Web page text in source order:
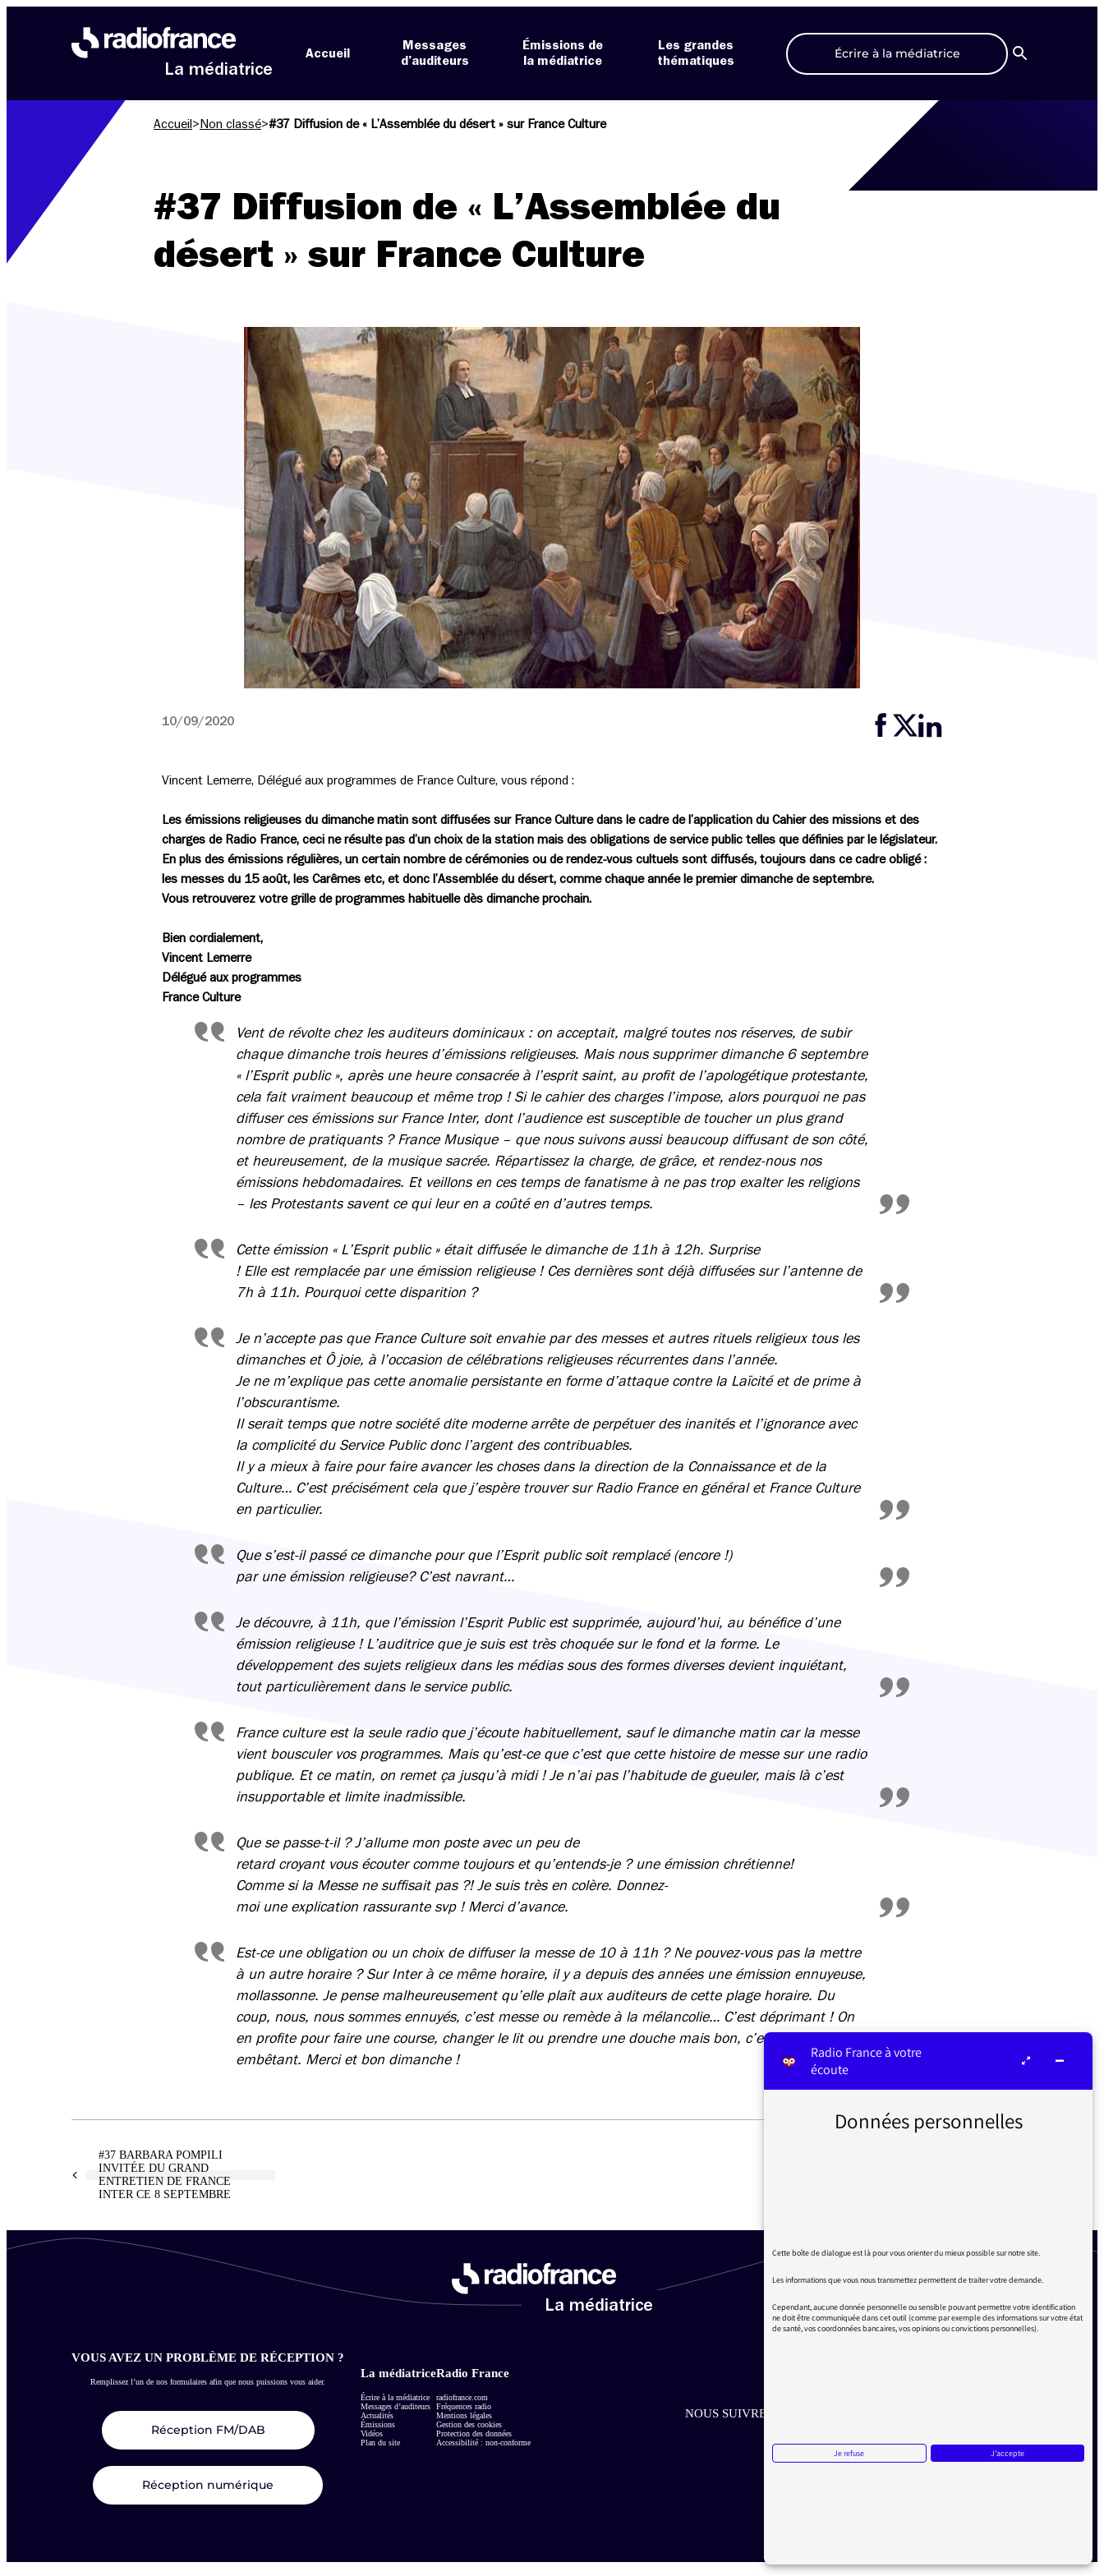
La médiatrice
Accueil
Messages
d’auditeurs
Émissions de
la médiatrice
Les grandes
thématiques
Écrire à la médiatrice
Recherche
Accueil > Non classé>#37 Diffusion de « L’Assemblée du désert » sur France Culture
#37 Diffusion de « L’Assemblée du
désert » sur France Culture
10/09/2020
Vincent Lemerre, Délégué aux programmes de France Culture, vous répond :
Les émissions religieuses du dimanche matin sont diffusées sur France Culture dans le cadre de l’application du Cahier des missions et des
charges de Radio France, ceci ne résulte pas d’un choix de la station mais des obligations de service public telles que définies par le législateur.
En plus des émissions régulières, un certain nombre de cérémonies ou de rendez-vous cultuels sont diffusés, toujours dans ce cadre obligé :
les messes du 15 août, les Carêmes etc, et donc l’Assemblée du désert, comme chaque année le premier dimanche de septembre.
Vous retrouverez votre grille de programmes habituelle dès dimanche prochain.
Bien cordialement,
Vincent Lemerre
Délégué aux programmes
France Culture
Vent de révolte chez les auditeurs dominicaux : on acceptait, malgré toutes nos réserves, de subir
chaque dimanche trois heures d’émissions religieuses. Mais nous supprimer dimanche 6 septembre
« l’Esprit public », après une heure consacrée à l’esprit saint, au profit de l’apologétique protestante,
cela fait vraiment beaucoup et même trop ! Si le cahier des charges l’impose, alors pourquoi ne pas
diffuser ces émissions sur France Inter, dont l’audience est susceptible de toucher un plus grand
nombre de pratiquants ? France Musique – que nous suivons aussi beaucoup diffusant de son côté,
et heureusement, de la musique sacrée. Répartissez la charge, de grâce, et rendez-nous nos
émissions hebdomadaires. Et veillons en ces temps de fanatisme à ne pas trop exalter les religions
– les Protestants savent ce qui leur en a coûté en d’autres temps.
Cette émission « L’Esprit public » était diffusée le dimanche de 11h à 12h. Surprise
! Elle est remplacée par une émission religieuse ! Ces dernières sont déjà diffusées sur l’antenne de
7h à 11h. Pourquoi cette disparition ?
Je n’accepte pas que France Culture soit envahie par des messes et autres rituels religieux tous les
dimanches et Ô joie, à l’occasion de célébrations religieuses récurrentes dans l’année.
Je ne m’explique pas cette anomalie persistante en forme d’attaque contre la Laïcité et de prime à
l’obscurantisme.
Il serait temps que notre société dite moderne arrête de perpétuer des inanités et l’ignorance avec
la complicité du Service Public donc l’argent des contribuables.
Il y a mieux à faire pour faire avancer les choses dans la direction de la Connaissance et de la
Culture… C’est précisément cela que j’espère trouver sur Radio France en général et France Culture
en particulier.
Que s’est-il passé ce dimanche pour que l’Esprit public soit remplacé (encore !)
par une émission religieuse? C’est navrant…
Je découvre, à 11h, que l’émission l’Esprit Public est supprimée, aujourd’hui, au bénéfice d’une
émission religieuse ! L’auditrice que je suis est très choquée sur le fond et la forme. Le
développement des sujets religieux dans les médias sous des formes diverses devient inquiétant,
tout particulièrement dans le service public.
France culture est la seule radio que j’écoute habituellement, sauf le dimanche matin car la messe
vient bousculer vos programmes. Mais qu’est-ce que c’est que cette histoire de messe sur une radio
publique. Et ce matin, on remet ça jusqu’à midi ! Je n’ai pas l’habitude de gueuler, mais là c’est
insupportable et limite inadmissible.
Que se passe-t-il ? J’allume mon poste avec un peu de
retard croyant vous écouter comme toujours et qu’entends-je ? une émission chrétienne!
Comme si la Messe ne suffisait pas ?! Je suis très en colère. Donnez-
moi une explication rassurante svp ! Merci d’avance.
Est-ce une obligation ou un choix de diffuser la messe de 10 à 11h ? Ne pouvez-vous pas la mettre
à un autre horaire ? Sur Inter à ce même horaire, il y a depuis des années une émission ennuyeuse,
mollassonne. Je pense malheureusement qu’elle plaît aux auditeurs de cette plage horaire. Du
coup, nous, nous sommes ennuyés, c’est messe ou remède à la mélancolie… C’est déprimant ! On
en profite pour faire une course, changer le lit ou prendre une douche mais bon, c’est toujours
embêtant. Merci et bon dimanche !
#37 BARBARA POMPILI
INVITÉE DU GRAND
ENTRETIEN DE FRANCE
INTER CE 8 SEPTEMBRE
La médiatrice
VOUS AVEZ UN PROBLÈME DE RÉCEPTION ?
Remplissez l’un de nos formulaires afin que nous puissions vous aider.
Réception FM/DAB
Réception numérique
La médiatrice
Écrire à la médiatrice
Messages d’auditeurs
Actualités
Émissions
Vidéos
Plan du site
Radio France
radiofrance.com
Fréquences radio
Mentions légales
Gestion des cookies
Protection des données
Accessibilité : non-conforme
NOUS SUIVRE SUR LES RÉSEAUX
Aller sur la page Facebook de la Médiatrice
Aller sur la page Twitter de la Médiatrice
Aller sur la page Instagram de la Médiatrice
Radio France à votre
écoute
Données personnelles
Cette boîte de dialogue est là pour vous orienter du mieux possible sur notre site.
Les informations que vous nous transmettez permettent de traiter votre demande.
Cependant, aucune donnée personnelle ou sensible pouvant permettre votre identification
ne doit être communiquée dans cet outil (comme par exemple des informations sur votre état
de santé, vos coordonnées bancaires, vos opinions ou convictions personnelles).
Je refuse J'accepte